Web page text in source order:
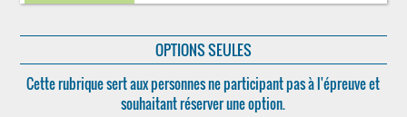
OPTIONS SEULES
Cette rubrique sert aux personnes ne participant pas à l'épreuve et
souhaitant réserver une option.